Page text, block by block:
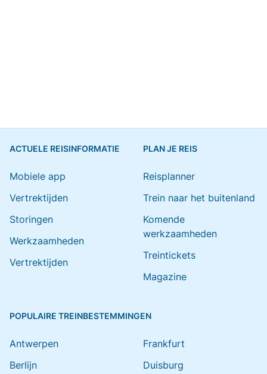
ACTUELE REISINFORMATIE
Mobiele app
Vertrektijden
Storingen
Werkzaamheden
Vertrektijden
PLAN JE REIS
Reisplanner
Trein naar het buitenland
Komende
werkzaamheden
Treintickets
Magazine
POPULAIRE TREINBESTEMMINGEN
Antwerpen
Berlijn
Frankfurt
Duisburg